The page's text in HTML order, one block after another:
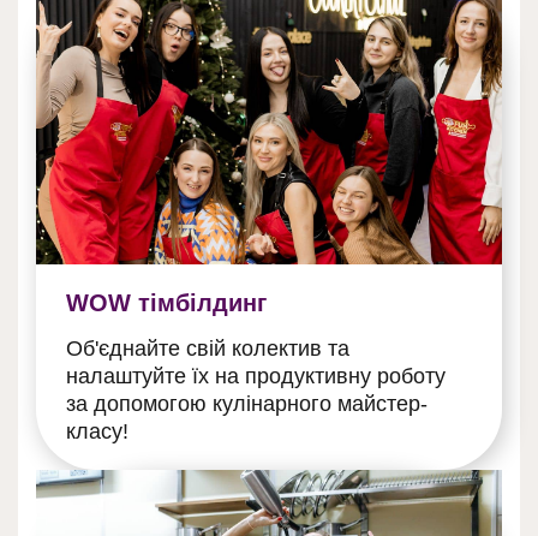
WOW тімбілдинг
Об'єднайте свій колектив та
налаштуйте їх на продуктивну роботу
за допомогою кулінарного майстер-
класу!